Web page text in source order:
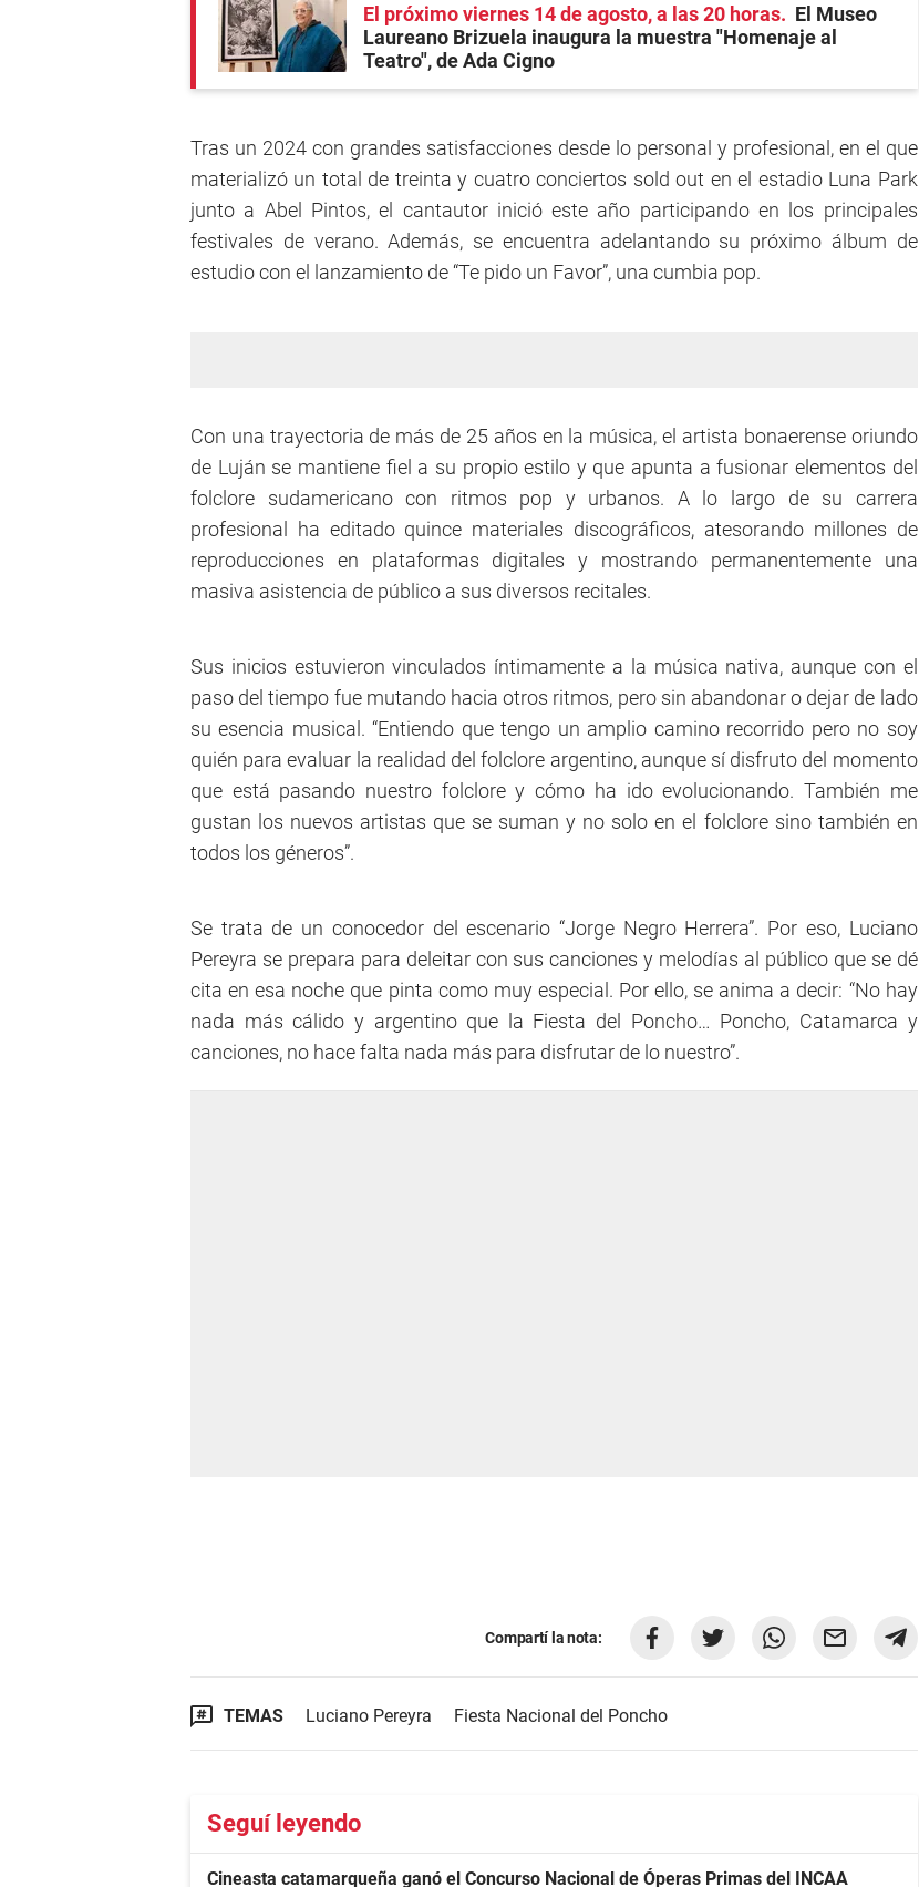
El próximo viernes 14 de agosto, a las 20 horas
El Museo
Laureano Brizuela inaugura la muestra "Homenaje al
Teatro", de Ada Cigno
Tras un 2024 con grandes satisfacciones desde lo personal y profesional, en el que
materializó un total de treinta y cuatro conciertos sold out en el estadio Luna Park
junto a Abel Pintos, el cantautor inició este año participando en los principales
festivales de verano. Además, se encuentra adelantando su próximo álbum de
estudio con el lanzamiento de “Te pido un Favor”, una cumbia pop.
Con una trayectoria de más de 25 años en la música, el artista bonaerense oriundo
de Luján se mantiene fiel a su propio estilo y que apunta a fusionar elementos del
folclore sudamericano con ritmos pop y urbanos. A lo largo de su carrera
profesional ha editado quince materiales discográficos, atesorando millones de
reproducciones en plataformas digitales y mostrando permanentemente una
masiva asistencia de público a sus diversos recitales.
Sus inicios estuvieron vinculados íntimamente a la música nativa, aunque con el
paso del tiempo fue mutando hacia otros ritmos, pero sin abandonar o dejar de lado
su esencia musical. “Entiendo que tengo un amplio camino recorrido pero no soy
quién para evaluar la realidad del folclore argentino, aunque sí disfruto del momento
que está pasando nuestro folclore y cómo ha ido evolucionando. También me
gustan los nuevos artistas que se suman y no solo en el folclore sino también en
todos los géneros”.
Se trata de un conocedor del escenario “Jorge Negro Herrera”. Por eso, Luciano
Pereyra se prepara para deleitar con sus canciones y melodías al público que se dé
cita en esa noche que pinta como muy especial. Por ello, se anima a decir: “No hay
nada más cálido y argentino que la Fiesta del Poncho… Poncho, Catamarca y
canciones, no hace falta nada más para disfrutar de lo nuestro”.
Compartí la nota:
TEMAS Luciano Pereyra Fiesta Nacional del Poncho
Seguí leyendo
Cineasta catamarqueña ganó el Concurso Nacional de Óperas Primas del INCAA